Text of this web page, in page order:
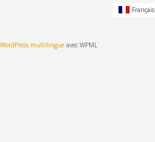
Français
WordPress multilingue avec WPML